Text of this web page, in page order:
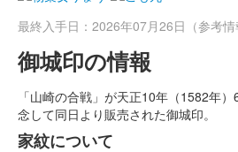
最終入手日：2026年07月26日（参考情
御城印の情報
「山崎の合戦」が天正10年（1582年
念して同日より販売された御城印。
家紋について